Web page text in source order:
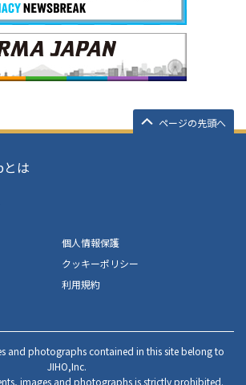
ページの先頭へ
とは
個人情報保護
クッキーポリシー
利用規約
and photographs contained in this site belong to
JIHO,Inc.
images and photographs is strictly prohibited.